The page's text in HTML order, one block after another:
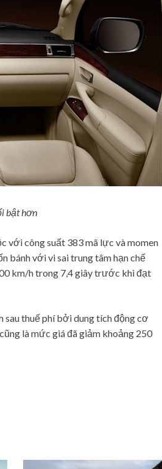
bật hơn
với công suất 383 mã lực và momen
bánh với vi sai trung tâm hạn chế
km/h trong 7,4 giây trước khi đạt
sau thuế phí bởi dung tích động cơ
là mức giá đã giảm khoảng 250